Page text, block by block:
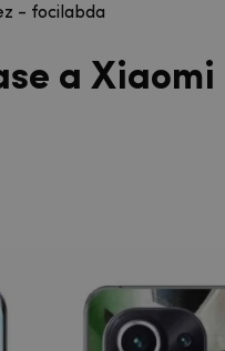
- focilabda
a Xiaomi